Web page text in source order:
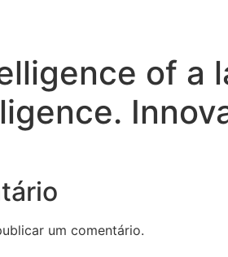
of a
um comentário.